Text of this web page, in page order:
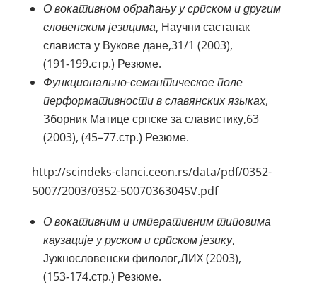
О вокативном обраћању у српском и другим
словенским језицима, Научни састанак
слависта у Вукове дане,31/1 (2003),
(191‑199.стр.) Резюме.
Функционально-семантическое поле
перформативности в славянских языках,
Зборник Матице српске за славистику,63
(2003), (45–77.стр.) Резюме.
http://scindeks-clanci.ceon.rs/data/pdf/0352-
5007/2003/0352-50070363045V.pdf
О вокативним и императивним типовима
каузације у руском и српском језику,
Јужнословенски филолог,ЛИX (2003),
(153‑174.стр.) Резюме.